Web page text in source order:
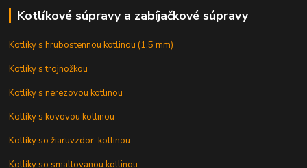
Kotlíkové súpravy a zabíjačkové súpravy
Kotlíky s hrubostennou kotlinou (1,5 mm)
Kotlíky s trojnožkou
Kotlíky s nerezovou kotlinou
Kotlíky s kovovou kotlinou
Kotlíky so žiaruvzdor. kotlinou
Kotlíky so smaltovanou kotlinou